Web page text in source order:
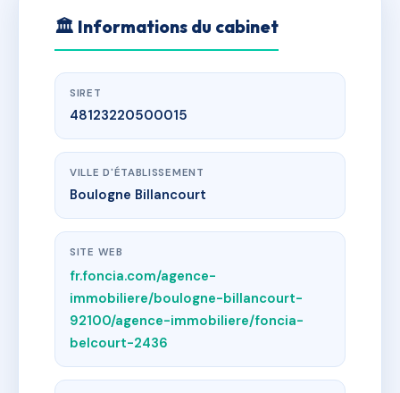
🏛 Informations du cabinet
SIRET
48123220500015
VILLE D'ÉTABLISSEMENT
Boulogne Billancourt
SITE WEB
fr.foncia.com/agence-
immobiliere/boulogne-billancourt-
92100/agence-immobiliere/foncia-
belcourt-2436